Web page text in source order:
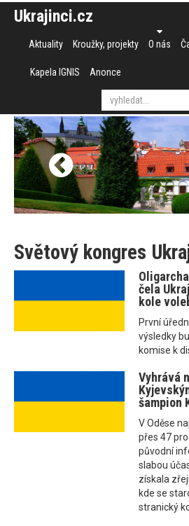
Ukrajinci.cz
Aktuality Kroužky, projekty O nás
Kapela IGNIS Anonce
Světový kongres
čela
kole
První
výsledky
komise k
Vyhrává
šampion
V Oděse
přes 47
původní
slabou
získala
kde se
stranický